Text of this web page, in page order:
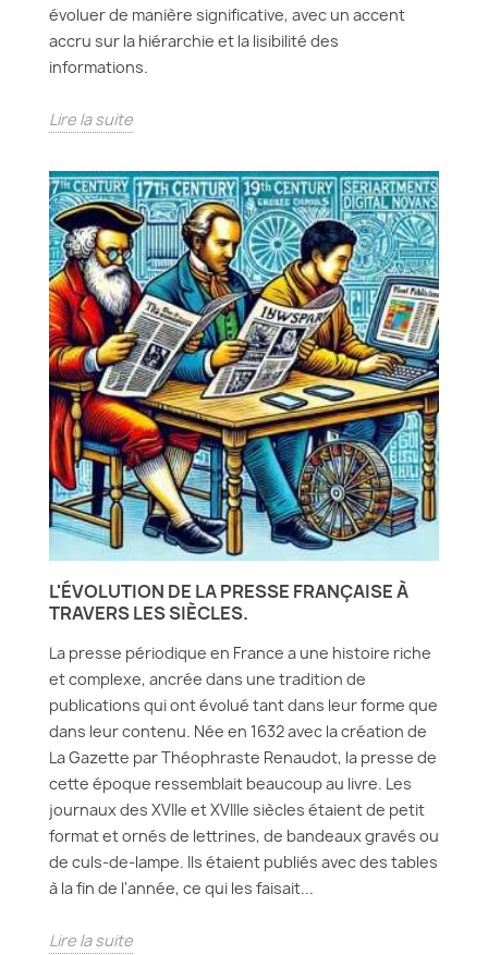
évoluer de manière significative, avec un accent
accru sur la hiérarchie et la lisibilité des
informations.
Lire la suite
L'ÉVOLUTION DE LA PRESSE FRANÇAISE À
TRAVERS LES SIÈCLES.
La presse périodique en France a une histoire riche
et complexe, ancrée dans une tradition de
publications qui ont évolué tant dans leur forme que
dans leur contenu. Née en 1632 avec la création de
La Gazette par Théophraste Renaudot, la presse de
cette époque ressemblait beaucoup au livre. Les
journaux des XVIIe et XVIIIe siècles étaient de petit
format et ornés de lettrines, de bandeaux gravés ou
de culs-de-lampe. Ils étaient publiés avec des tables
à la fin de l'année, ce qui les faisait...
Lire la suite